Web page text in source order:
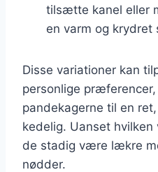
tilsætte kanel eller
en varm og krydret
Disse variationer kan
personlige
pandekagerne til en
kedelig. Uanset
de stadig være lækre
nødder.